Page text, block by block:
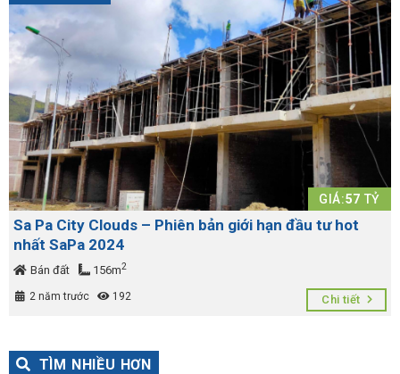
GIÁ:57 TỶ
Sa Pa City Clouds – Phiên bản giới hạn đầu tư hot
nhất SaPa 2024
Bán đất 156m2
2 năm trước 192 Chi tiết
TÌM NHIỀU HƠN